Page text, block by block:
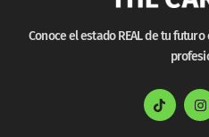
Conoce el estado REAL de tu